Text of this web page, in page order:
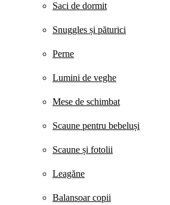
Saci de dormit
Snuggles și păturici
Perne
Lumini de veghe
Mese de schimbat
Scaune pentru bebeluși
Scaune și fotolii
Leagăne
Balansoar copii